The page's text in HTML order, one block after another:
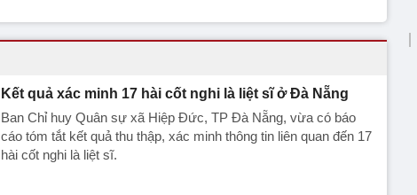
Kết quả xác minh 17 hài cốt nghi là liệt sĩ ở Đà Nẵng
Ban Chỉ huy Quân sự xã Hiệp Đức, TP Đà Nẵng, vừa có báo
cáo tóm tắt kết quả thu thập, xác minh thông tin liên quan đến 17
hài cốt nghi là liệt sĩ.